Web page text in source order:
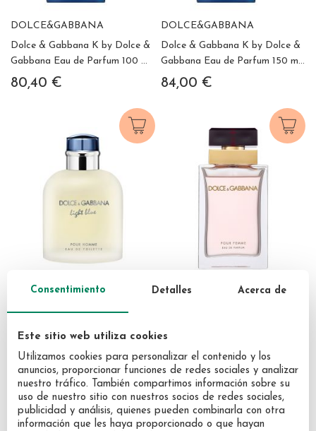
DOLCE&GABBANA
Dolce & Gabbana K by Dolce &
Gabbana Eau de Parfum 100 ml
Vaporizador
80,40 €
DOLCE&GABBANA
Dolce & Gabbana K by Dolce &
Gabbana Eau de Parfum 150 ml
Vaporizador
84,00 €
Pour Homme 200 ml
Vaporizador
105,00 €
Eau de Parfum 100 ml
Vaporizador
94,86 €
Consentimiento Detalles Acerca de
Este sitio web utiliza cookies
Utilizamos cookies para personalizar el contenido y los
anuncios, proporcionar funciones de redes sociales y analizar
nuestro tráfico. También compartimos información sobre su
uso de nuestro sitio con nuestros socios de redes sociales,
publicidad y análisis, quienes pueden combinarla con otra
información que les haya proporcionado o que hayan